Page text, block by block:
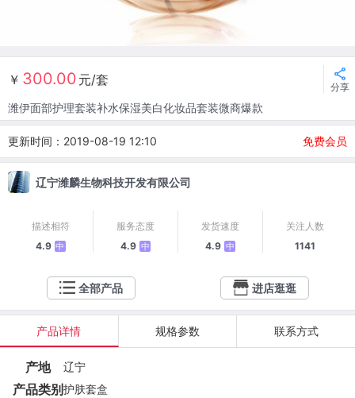
￥ 300.00 元/套 分享
潍伊面部护理套装补水保湿美白化妆品套装微商爆款
更新时间：2019-08-19 12:10 免费会员
辽宁潍麟生物科技开发有限公司
描述相符
4.9 中
服务态度
4.9 中
发货速度
4.9 中
关注人数
1141
全部产品 进店逛逛
产品详情 规格参数 联系方式
产地 辽宁
产品类别护肤套盒